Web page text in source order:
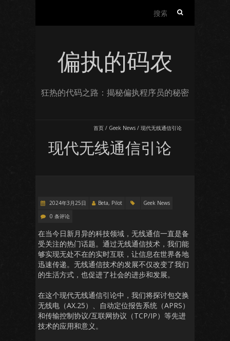
偏执的码农
狂热的代码之路：揭秘偏执程序员的秘密
首页 / Geek News / 现代无线通信引论
现代无线通信引论
2024年3月25日 Beta, Pilot
Geek News
0 条评论
在当今日新月异的科技领域，无线通信一直是备
受关注的热门话题。通过无线通信技术，我们能
够实现无处不在的实时互联，让信息在世界各地
迅速传递。无线通信技术的发展不仅改变了我们
的生活方式，也促进了社会的进步和发展。
在这个现代无线通信引论中，我们将探讨包交换
无线电（AX.25）、自动定位报告系统（APRS）
和传输控制协议/互联网协议（TCP/IP）等先进
技术的应用和意义。